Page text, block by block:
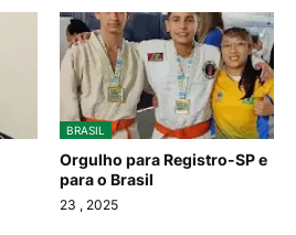
BRASIL
Orgulho para Registro-SP e
para o Brasil
23 , 2025